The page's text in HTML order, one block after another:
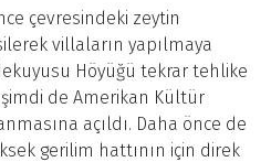
çevresindeki zeytin
villaların yapılmaya
Höyüğü tekrar tehlike
de Amerikan Kültür
açıldı. Daha önce de
gerilim hattının için direk